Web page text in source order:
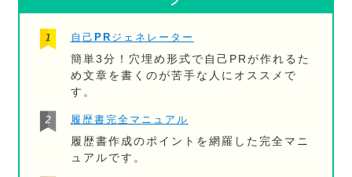
自己PRジェネレーター
簡単3分！穴埋め形式で自己PRが作れるた
め文章を書くのが苦手な人にオススメで
す。
履歴書完全マニュアル
履歴書作成のポイントを網羅した完全マニ
ュアルです。